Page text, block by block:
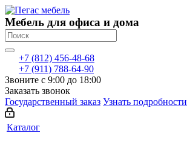
Мебель для офиса и дома
+7 (812) 456-48-68
+7 (911) 788-64-90
Звоните с 9:00 до 18:00
Заказать звонок
Государственный заказ Узнать подробности
Каталог